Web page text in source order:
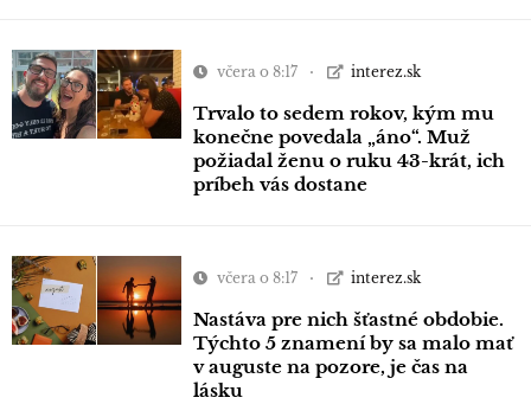
včera o 8:17 interez.sk
Trvalo to sedem rokov, kým mu
konečne povedala „áno“. Muž
požiadal ženu o ruku 43-krát, ich
príbeh vás dostane
včera o 8:17 interez.sk
Nastáva pre nich šťastné obdobie.
Týchto 5 znamení by sa malo mať
v auguste na pozore, je čas na
lásku